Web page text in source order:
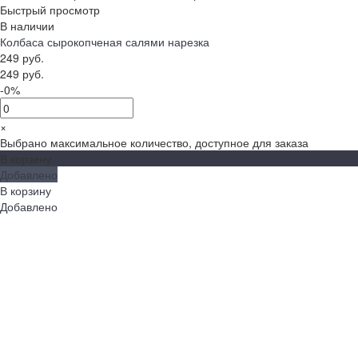
Быстрый просмотр
В наличии
Колбаса сырокопченая салями нарезка
249 руб.
249 руб.
-0%
×
Выбрано максимальное количество, доступное для заказа
Добавлено
В корзину
Добавлено